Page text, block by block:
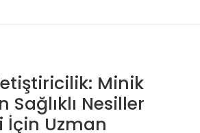
Minik
Sağlıklı Nesiller
İçin Uzman